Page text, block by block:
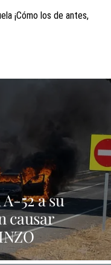
¡Cómo los de antes,
52 a su
causar